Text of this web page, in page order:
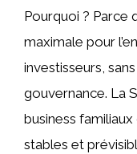
Pourquoi ? Parce
maximale pour
investisseurs,
gouvernance. La
business
stables et